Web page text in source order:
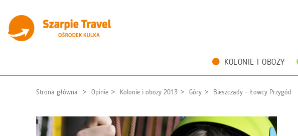
KOLONIE I OBOZY
Strona główna Opinie Kolonie i obozy 2013 Góry Bieszczady - Łowcy Przygód